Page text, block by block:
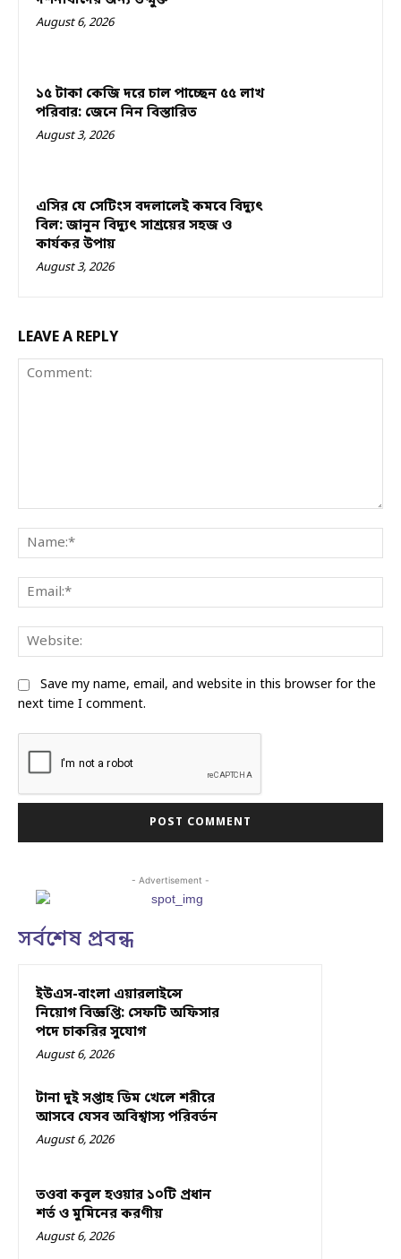
August 6, 2026
১৫ টাকা কেজি দরে চাল পাচ্ছেন ৫৫ লাখ
পরিবার: জেনে নিন বিস্তারিত
August 3, 2026
এসির যে সেটিংস বদলালেই কমবে বিদ্যুৎ
বিল: জানুন বিদ্যুৎ সাশ্রয়ের সহজ ও
কার্যকর উপায়
August 3, 2026
LEAVE A REPLY
Save my name, email, and website in this browser for the
next time I comment.
- Advertisement -
সর্বশেষ প্রবন্ধ
ইউএস-বাংলা এয়ারলাইন্সে
নিয়োগ বিজ্ঞপ্তি: সেফটি অফিসার
পদে চাকরির সুযোগ
August 6, 2026
টানা দুই সপ্তাহ ডিম খেলে শরীরে
আসবে যেসব অবিশ্বাস্য পরিবর্তন
August 6, 2026
তওবা কবুল হওয়ার ১০টি প্রধান
শর্ত ও মুমিনের করণীয়
August 6, 2026